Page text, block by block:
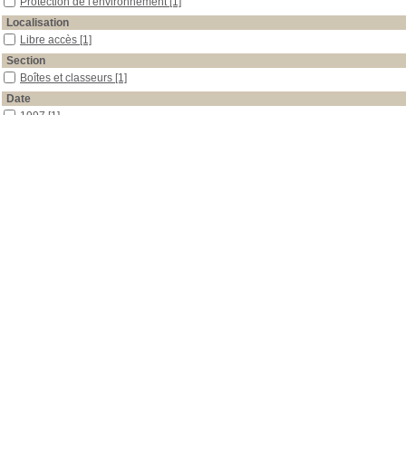
Localisation
Libre accès [1]
Section
Boîtes et classeurs [1]
Date
1997 [1]